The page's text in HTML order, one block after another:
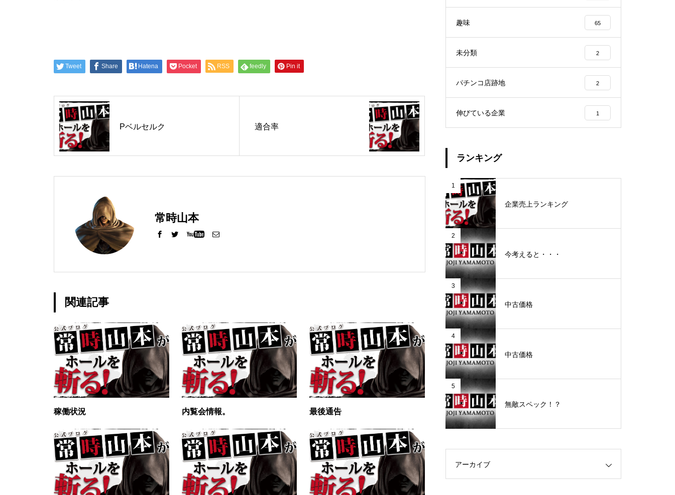
工事中
グランドクローズ
グランドクローズ
グランドクローズ
グランドクローズ グランドクローズ グランドクローズ
グランドオープン グランドオープン
Tweet Share Hatena Pocket RSS feedly Pin it
Pベルセルク 適合率
常時山本
関連記事
稼働状況 内覧会情報。 最後通告
趣味 65
未分類 2
パチンコ店跡地 2
伸びている企業 1
ランキング
1
企業売上ランキング
2
今考えると・・・
3
中古価格
4
中古価格
5
無敵スペック！？
アーカイブ